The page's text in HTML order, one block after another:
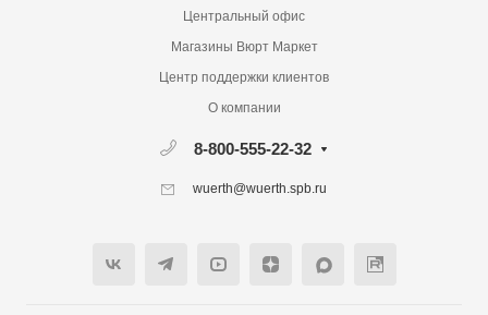
Центральный офис
Магазины Вюрт Маркет
Центр поддержки клиентов
О компании
8-800-555-22-32
wuerth@wuerth.spb.ru